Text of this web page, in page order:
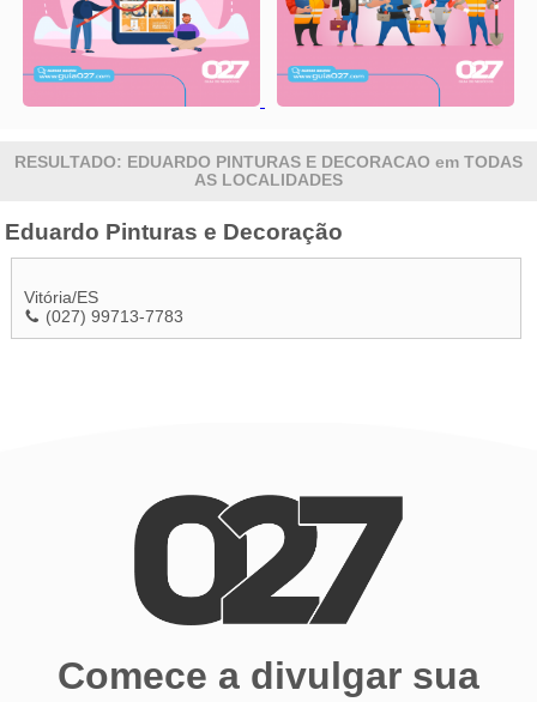
RESULTADO: EDUARDO PINTURAS E DECORACAO em TODAS
AS LOCALIDADES
Eduardo Pinturas e Decoração
Vitória/ES
(027) 99713-7783
Comece a divulgar sua